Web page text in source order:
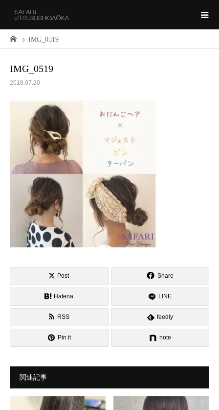
IMG_0519
IMG_0519
2018.07.20
Post Share
Hatena LINE
RSS feedly
Pin it note
関連記事